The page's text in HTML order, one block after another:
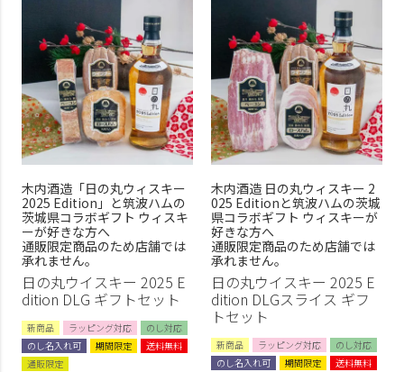
木内酒造「日の丸ウィスキー
2025 Edition」と筑波ハムの
茨城県コラボギフト ウィスキ
ーが好きな方へ
通販限定商品のため店舗では
承れません。
日の丸ウイスキー 2025 E
dition DLG ギフトセット
新商品 ラッピング対応
のし対応
のし名入れ可
期間限定
送料無料
通販限定
木内酒造 日の丸ウィスキー 2
025 Editionと筑波ハムの茨城
県コラボギフト ウィスキーが
好きな方へ
通販限定商品のため店舗では
承れません。
日の丸ウイスキー 2025 E
dition DLGスライス ギフ
トセット
新商品 ラッピング対応
のし対応
のし名入れ可
期間限定
送料無料